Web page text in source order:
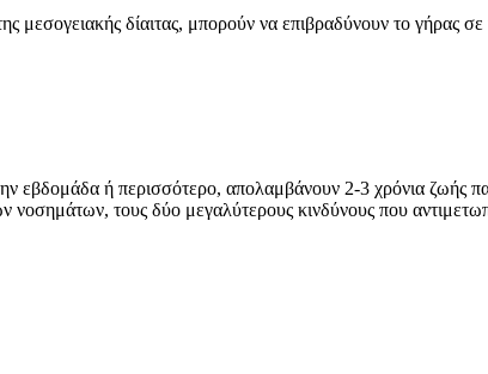
μεσογειακής δίαιτας, μπορούν να επιβραδύνουν το γήρας
εβδομάδα ή περισσότερο, απολαμβάνουν 2-3 χρόνια
τους δύο μεγαλύτερους κινδύνους που